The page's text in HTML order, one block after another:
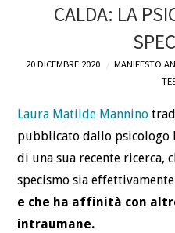
DEFINIZIONI
CHI
CONTATTI
CALDA: LA
20 DICEMBRE 2020 MANIFESTO
Laura Matilde Mannino
pubblicato dallo psicologo
di una sua recente ricerca,
specismo sia effettivamente
e che ha affinità con
intraumane.